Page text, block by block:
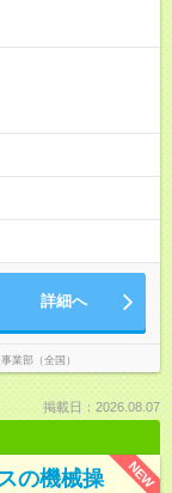
詳細へ
業部（全国）
掲載日：2026.08.07
NEW
の機械操